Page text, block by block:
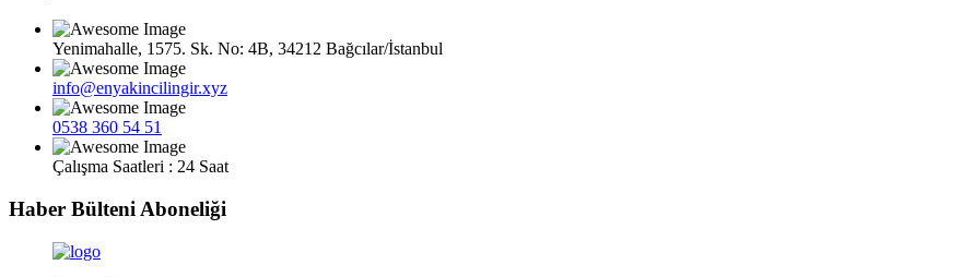
Yenimahalle, 1575. Sk. No: 4B, 34212 Bağcılar/İstanbul
info@enyakincilingir.xyz
0538 360 54 51
Çalışma Saatleri : 24 Saat
Haber Bülteni Aboneliği